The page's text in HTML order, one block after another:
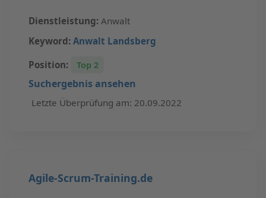
Dienstleistung: Anwalt
Keyword: Anwalt Landsberg
Position: Top 2
Suchergebnis ansehen
Letzte Überprüfung am: 20.09.2022
Agile-Scrum-Training.de